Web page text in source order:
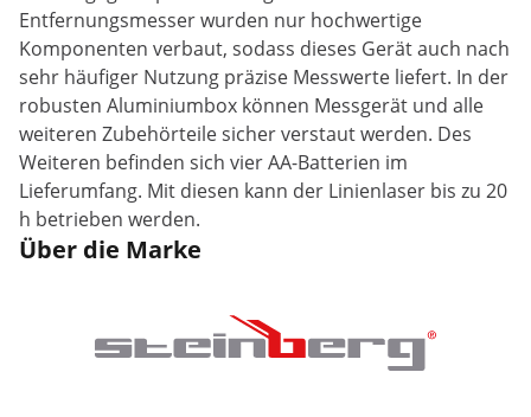
Entfernungsmesser wurden nur hochwertige
Komponenten verbaut, sodass dieses Gerät auch nach
sehr häufiger Nutzung präzise Messwerte liefert. In der
robusten Aluminiumbox können Messgerät und alle
weiteren Zubehörteile sicher verstaut werden. Des
Weiteren befinden sich vier AA-Batterien im
Lieferumfang. Mit diesen kann der Linienlaser bis zu 20
h betrieben werden.
Über die Marke